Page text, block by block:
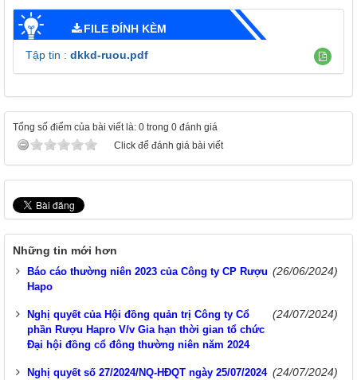
FILE ĐÍNH KÈM
Tập tin : dkkd-ruou.pdf
Tổng số điểm của bài viết là: 0 trong 0 đánh giá
Click để đánh giá bài viết
Những tin mới hơn
Báo cáo thường niên 2023 của Công ty CP Rượu
Hapo
(26/06/2024)
Nghị quyết của Hội đồng quản trị Công ty Cổ
phần Rượu Hapro V/v Gia hạn thời gian tổ chức
Đại hội đồng cổ đông thường niên năm 2024
(24/07/2024)
Nghị quyết số 27/2024/NQ-HĐQT ngày 25/07/2024 (24/07/2024)